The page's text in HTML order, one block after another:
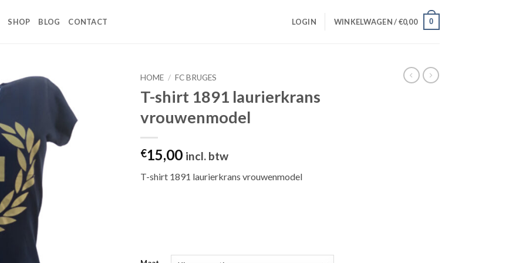
SHOP BLOG CONTACT LOGIN WINKELWAGEN /€0,00 0
Toevoegen
HOME / FC BRUGES
T-shirt 1891 laurierkrans
vrouwenmodel
€15,00 incl. btw
T-shirt 1891 laurierkrans vrouwenmodel